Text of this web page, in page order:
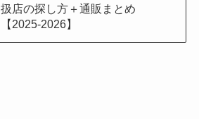
扱店の探し方＋通販まとめ
【2025-2026】